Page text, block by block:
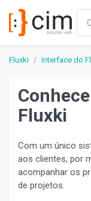
Fluxki Interface do
Fluxki
Com um único
aos clientes, por
acompanhar os
de projetos.